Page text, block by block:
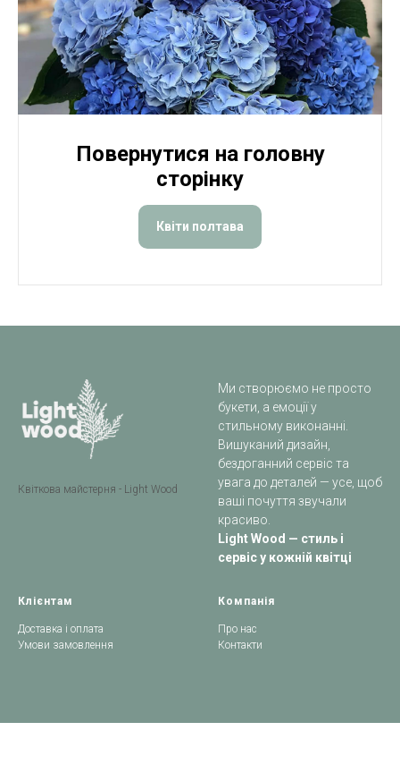
Повернутися на головну
сторінку
Квіти полтава
Квіткова майстерня - Light Wood
Ми створюємо не просто
букети, а емоції у
стильному виконанні.
Вишуканий дизайн,
бездоганний сервіс та
увага до деталей — усе, щоб
ваші почуття звучали
красиво.
Light Wood — стиль і
сервіс у кожній квітці
Клієнтам
Доставка і оплата
Умови замовлення
Компанія
Про нас
Контакти